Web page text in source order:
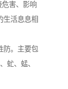
危害、影响
生活息息相
防。主要包
虻、蜢、